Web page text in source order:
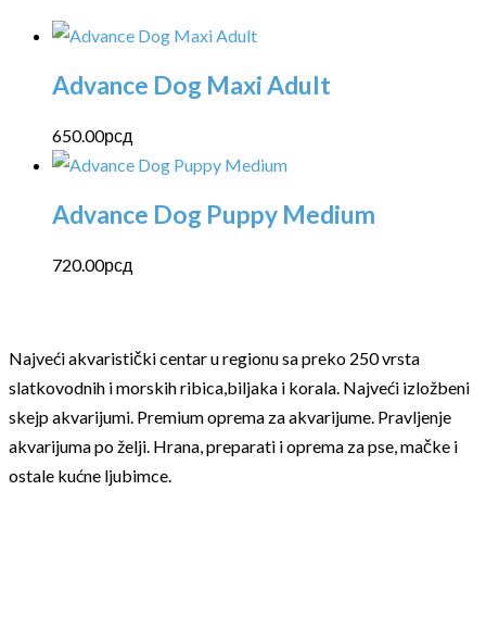
Advance Dog Maxi Adult
650.00рсд
Advance Dog Puppy Medium
720.00рсд
Najveći akvaristički centar u regionu sa preko 250 vrsta
slatkovodnih i morskih ribica,biljaka i korala. Najveći izložbeni
skejp akvarijumi. Premium oprema za akvarijume. Pravljenje
akvarijuma po želji. Hrana, preparati i oprema za pse, mačke i
ostale kućne ljubimce.